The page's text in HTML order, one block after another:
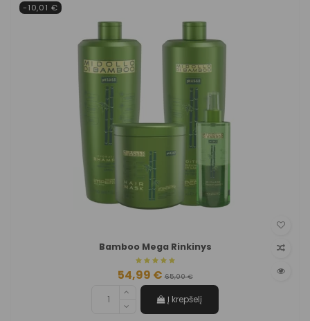
-10,01 €
Bamboo Mega Rinkinys
54,99 €65,00 €
Į krepšelį